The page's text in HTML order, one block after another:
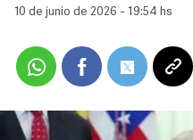
10 de junio de 2026 - 19:54 hs